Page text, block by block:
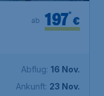
€
197*
ab
Abflug: 16 Nov.
Ankunft: 23 Nov.